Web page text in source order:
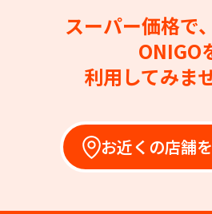
スーパー価格で
ONIGO
利用してみま
お近くの店舗